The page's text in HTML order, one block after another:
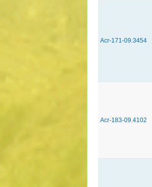
Acr-171-09.3454
Acr-183-09.4102